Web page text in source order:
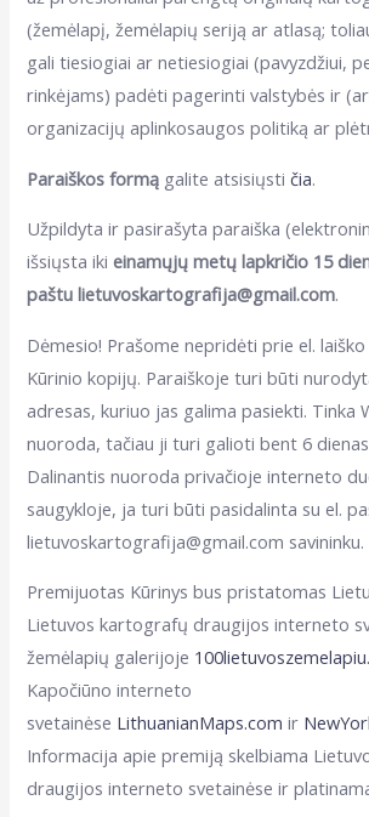
(žemėlapį, žemėlapių seriją ar atlasą;
gali tiesiogiai ar netiesiogiai (pavyzdžiui,
rinkėjams) padėti pagerinti valstybės ir
organizacijų aplinkosaugos politiką ar
Paraiškos formą galite atsisiųstičia.
Užpildyta ir pasirašyta paraiška
išsiųsta ikieinamųjų metų lapkričio 15
paštu lietuvoskartografija@gmail.com.
Dėmesio! Prašome nepridėti prie el.
Kūrinio kopijų. Paraiškoje turi būti
adresas, kuriuo jas galima pasiekti. Tinka
nuoroda, tačiau ji turi galioti bent 6
Dalinantis nuoroda privačioje interneto
saugykloje, ja turi būti pasidalinta su el.
lietuvoskartografija@gmail.com savininku.
Premijuotas Kūrinys bus pristatomas
Lietuvos kartografų draugijos interneto
žemėlapių galerijoje
Kapočiūno interneto
svetainėse LithuanianMaps.com ir
Informacija apie premiją skelbiama
draugijos interneto svetainėse ir